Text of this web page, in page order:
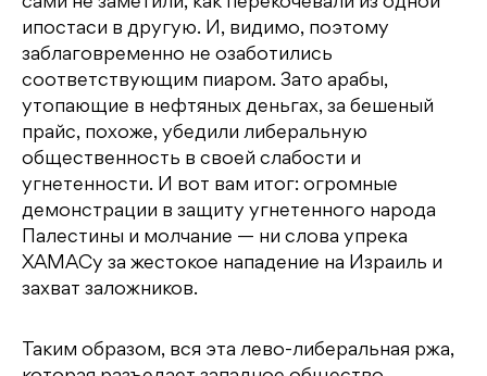
ипостаси в другую. И, видимо, поэтому
заблаговременно не озаботились
соответствующим пиаром. Зато арабы,
утопающие в нефтяных деньгах, за бешеный
прайс, похоже, убедили либеральную
общественность в своей слабости и
угнетенности. И вот вам итог: огромные
демонстрации в защиту угнетенного народа
Палестины и молчание — ни слова упрека
ХАМАСу за жестокое нападение на Израиль и
захват заложников.
Таким образом, вся эта лево-либеральная ржа,